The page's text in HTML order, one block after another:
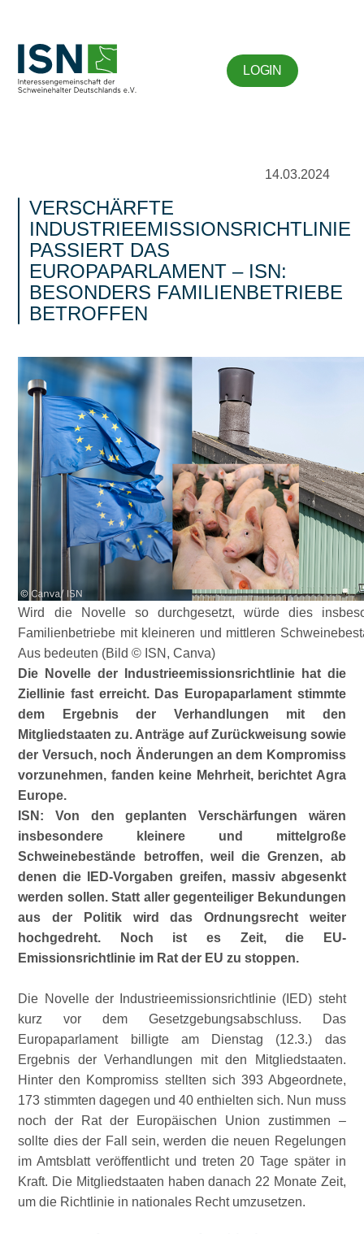
LOGIN
14.03.2024
VERSCHÄRFTE
INDUSTRIEEMISSIONSRICHTLINIE
PASSIERT DAS
EUROPAPARLAMENT – ISN:
BESONDERS FAMILIENBETRIEBE
BETROFFEN
Wird die Novelle so durchgesetzt, würde dies
Familienbetriebe mit kleineren und mittleren
Aus bedeuten (Bild © ISN, Canva)
Die Novelle der Industrieemissionsrichtlinie hat die
Ziellinie fast erreicht. Das Europaparlament stimmte
dem Ergebnis der Verhandlungen mit den
Mitgliedstaaten zu. Anträge auf Zurückweisung sowie
der Versuch, noch Änderungen an dem Kompromiss
vorzunehmen, fanden keine Mehrheit, berichtet Agra
Europe.
ISN: Von den geplanten Verschärfungen wären
insbesondere kleinere und mittelgroße
Schweinebestände betroffen, weil die Grenzen, ab
denen die IED-Vorgaben greifen, massiv abgesenkt
werden sollen. Statt aller gegenteiliger Bekundungen
aus der Politik wird das Ordnungsrecht weiter
hochgedreht. Noch ist es Zeit, die EU-
Emissionsrichtlinie im Rat der EU zu stoppen.
Die Novelle der Industrieemissionsrichtlinie (IED) steht
kurz vor dem Gesetzgebungsabschluss. Das
Europaparlament billigte am Dienstag (12.3.) das
Ergebnis der Verhandlungen mit den Mitgliedstaaten.
Hinter den Kompromiss stellten sich 393 Abgeordnete,
173 stimmten dagegen und 40 enthielten sich. Nun muss
noch der Rat der Europäischen Union zustimmen –
sollte dies der Fall sein, werden die neuen Regelungen
im Amtsblatt veröffentlicht und treten 20 Tage später in
Kraft. Die Mitgliedstaaten haben danach 22 Monate Zeit,
um die Richtlinie in nationales Recht umzusetzen.